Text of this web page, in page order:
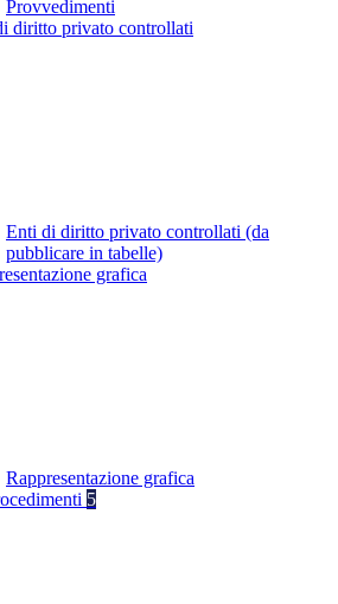
Provvedimenti
diritto privato controllati
Enti di diritto privato controllati (da
pubblicare in tabelle)
grafica
Rappresentazione grafica
5